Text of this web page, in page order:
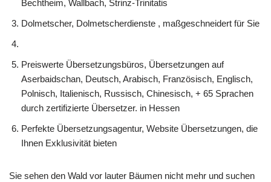
Bechtheim, Wallbach, Strinz-Trinitatis
Dolmetscher, Dolmetscherdienste , maßgeschneidert für Sie
Preiswerte Übersetzungsbüros, Übersetzungen auf
Aserbaidschan, Deutsch, Arabisch, Französisch, Englisch,
Polnisch, Italienisch, Russisch, Chinesisch, + 65 Sprachen
durch zertifizierte Übersetzer. in Hessen
Perfekte Übersetzungsagentur, Website Übersetzungen, die
Ihnen Exklusivität bieten
Sie sehen den Wald vor lauter Bäumen nicht mehr und suchen